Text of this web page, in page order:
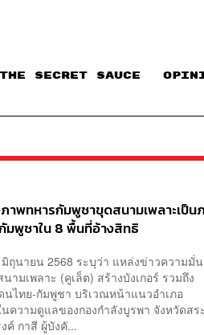
THE SECRET SAUCE​
าพทหารกัมพูชาขุดสนามเพลาะเป็น
มพูชาใน 8 พื้นที่อ้างสิทธิ
ถุนายน 2568 ระบุว่า แหล่งข่าวความมั่
มเพลาะ (คูเล็ต) สร้างบังเกอร์ รวมถึง
ไทย-กัมพูชา บริเวณหน้าแนวอำเภอ
ความดูแลของกองกำลังบูรพา จังหวัดสร
กาสี ผู้บังคั...